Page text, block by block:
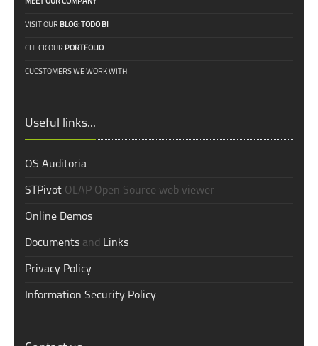
MEET OUR COMPANY
VISIT OUR BLOG: TODO BI
CHECK OUR PORTFOLIO
CUCSTOMERS WE WORK WITH
Useful links...
OS Auditoria
STPivot OLAP Open Source web viewer
Online Demos
Documents and Links
Privacy Policy
Information Security Policy